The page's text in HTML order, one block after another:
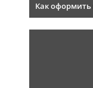
Как оформить